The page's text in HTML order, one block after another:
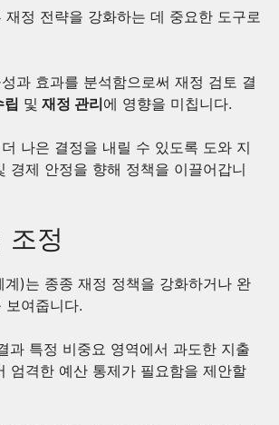
정 전략을 강화하는 데 중요한 도구로
과 효과를 분석함으로써 재정 검토 결
립 및 재정 관리에 영향을 미칩니다.
나은 결정을 내릴 수 있도록 도와 지
경제 안정을 향해 정책을 이끌어갑니
조정
계)는 종종 재정 정책을 강화하거나 완
보여줍니다.
과 특정 비중요 영역에서 과도한 지출
엄격한 예산 통제가 필요함을 제안할